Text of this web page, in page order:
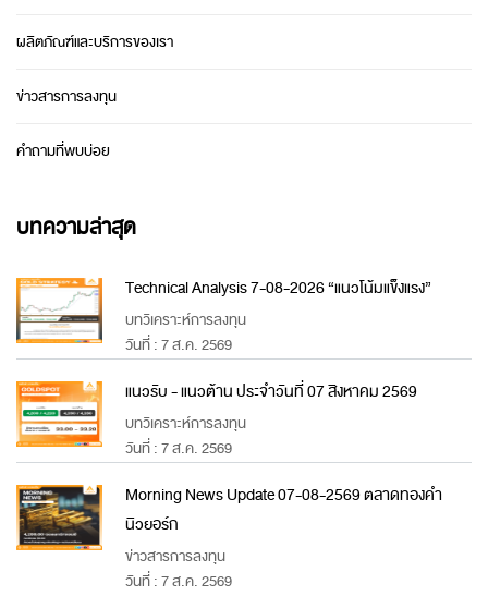
ผลิตภัณฑ์และบริการของเรา
ข่าวสารการลงทุน
คำถามที่พบบ่อย
บทความล่าสุด
Technical Analysis 7-08-2026 “แนวโน้มแข็งแรง”
บทวิเคราะห์การลงทุน
วันที่ : 7 ส.ค. 2569
แนวรับ - แนวต้าน ประจำวันที่ 07 สิงหาคม 2569
บทวิเคราะห์การลงทุน
วันที่ : 7 ส.ค. 2569
Morning News Update 07-08-2569 ตลาดทองคำ
นิวยอร์ก
ข่าวสารการลงทุน
วันที่ : 7 ส.ค. 2569